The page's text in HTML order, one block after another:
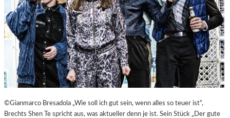
©Gianmarco Bresadola „Wie soll ich gut sein, wenn alles so teuer ist“,
Brechts Shen Te spricht aus, was aktueller denn je ist. Sein Stück „Der gute